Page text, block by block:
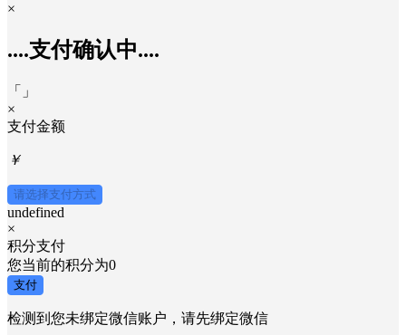
×
....支付确认中....
「
」
×
支付金额
￥
请选择支付方式
undefined
×
积分支付
您当前的积分为0
支付
检测到您未绑定微信账户，请先绑定微信